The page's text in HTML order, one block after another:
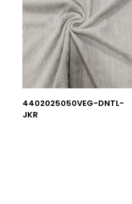
4402025050VEG-DNTL-
JKR